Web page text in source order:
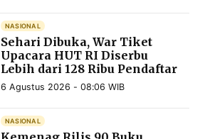
NASIONAL
Sehari Dibuka, War Tiket
Upacara HUT RI Diserbu
Lebih dari 128 Ribu Pendaftar
6 Agustus 2026 - 08:06 WIB
NASIONAL